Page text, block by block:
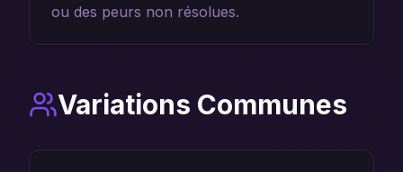
ou des peurs non résolues.
Variations Communes